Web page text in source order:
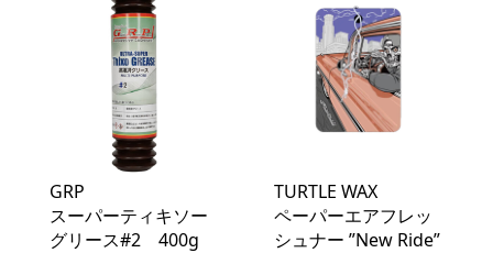
GRP
スーパーティキソー
グリース#2 400g
TURTLE WAX
ペーパーエアフレッ
シュナー ”New Ride”